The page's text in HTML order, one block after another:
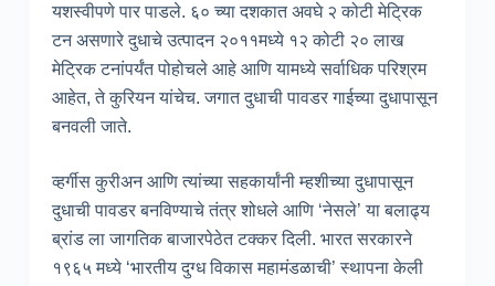
यशस्वीपणे पार पाडले. ६० च्या दशकात अवघे २ कोटी मेट्रिक
टन असणारे दुधाचे उत्पादन २०११मध्ये १२ कोटी २० लाख
मेट्रिक टनांपर्यंत पोहोचले आहे आणि यामध्ये सर्वाधिक परिश्रम
आहेत, ते कुरियन यांचेच. जगात दुधाची पावडर गाईच्या दुधापासून
बनवली जाते.
व्हर्गीस कुरीअन आणि त्यांच्या सहकार्यांनी म्हशीच्या दुधापासून
दुधाची पावडर बनविण्याचे तंत्र शोधले आणि ‘नेसले’ या बलाढ्य
ब्रांड ला जागतिक बाजारपेठेत टक्कर दिली. भारत सरकारने
१९६५ मध्ये ‘भारतीय दुग्ध विकास महामंडळाची’ स्थापना केली